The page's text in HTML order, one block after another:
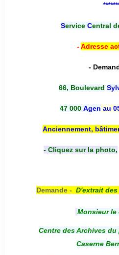
Service Central
-Adresse
-
66, Boulevard
47 000 Agen au
Anciennement,
- Cliquez sur la photo,
Demande - D'extrait des
Monsieur le
Centre des Archives
Caserne